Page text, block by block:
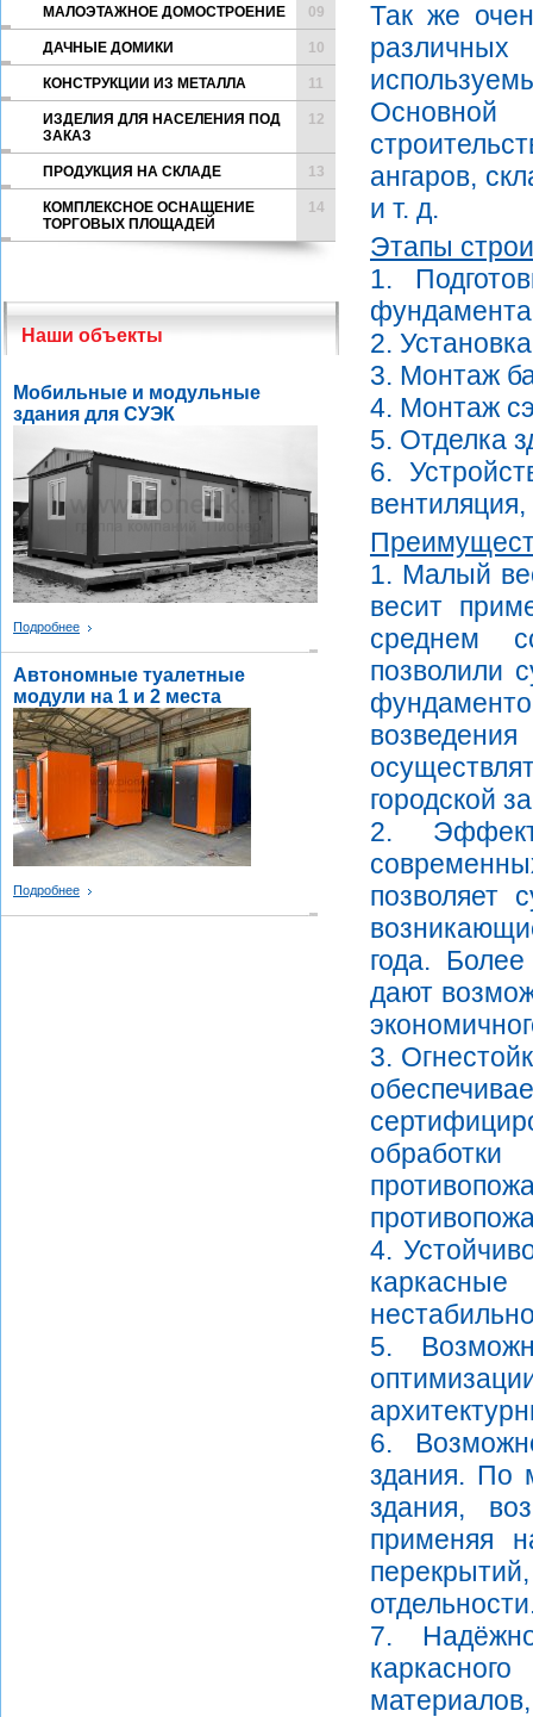
Так же
Основной
ангаров,
и т. д.
Этапы
1.
2.
3. Монтаж
4. Монтаж
5. Отделка
6.
1. Малый
весит
среднем
позволили
городской
2.
позволяет
года.
дают
3.
4.
5.
6.
здания. По
здания,
применяя
7.
09
МАЛОЭТАЖНОЕ ДОМОСТРОЕНИЕ
10
ДАЧНЫЕ ДОМИКИ
11
КОНСТРУКЦИИ ИЗ МЕТАЛЛА
12
ИЗДЕЛИЯ ДЛЯ НАСЕЛЕНИЯ ПОД
ЗАКАЗ
13
ПРОДУКЦИЯ НА СКЛАДЕ
14
КОМПЛЕКСНОЕ ОСНАЩЕНИЕ
ТОРГОВЫХ ПЛОЩАДЕЙ
Наши объекты
Мобильные и модульные
здания для СУЭК
Подробнее
Автономные туалетные
модули на 1 и 2 места
Подробнее